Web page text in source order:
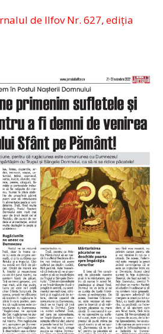
de Ilfov Nr. 627, ediția